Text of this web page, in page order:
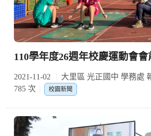
110學年度26週年校慶運動會
2021-11-02 大里區 光正國中 學務處
785 次
校園新聞